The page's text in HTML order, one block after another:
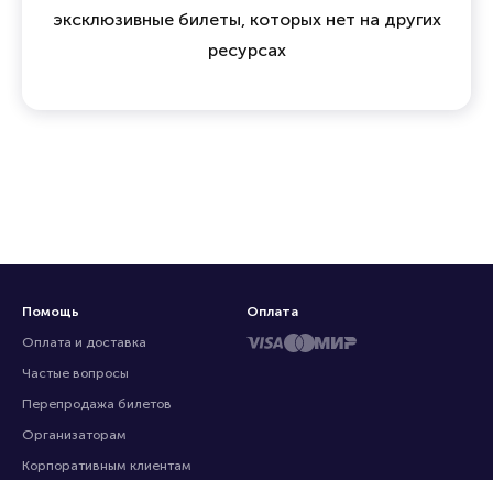
эксклюзивные билеты, которых нет на других
ресурсах
Помощь
Оплата и доставка
Частые вопросы
Перепродажа билетов
Организаторам
Корпоративным клиентам
Оплата